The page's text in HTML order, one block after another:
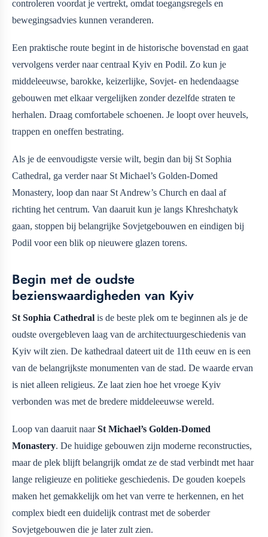
controleren voordat je vertrekt, omdat toegangsregels en
bewegingsadvies kunnen veranderen.
Een praktische route begint in de historische bovenstad en gaat
vervolgens verder naar centraal Kyiv en Podil. Zo kun je
middeleeuwse, barokke, keizerlijke, Sovjet- en hedendaagse
gebouwen met elkaar vergelijken zonder dezelfde straten te
herhalen. Draag comfortabele schoenen. Je loopt over heuvels,
trappen en oneffen bestrating.
Als je de eenvoudigste versie wilt, begin dan bij St Sophia
Cathedral, ga verder naar St Michael’s Golden-Domed
Monastery, loop dan naar St Andrew’s Church en daal af
richting het centrum. Van daaruit kun je langs Khreshchatyk
gaan, stoppen bij belangrijke Sovjetgebouwen en eindigen bij
Podil voor een blik op nieuwere glazen torens.
Begin met de oudste
bezienswaardigheden van Kyiv
St Sophia Cathedral is de beste plek om te beginnen als je de
oudste overgebleven laag van de architectuurgeschiedenis van
Kyiv wilt zien. De kathedraal dateert uit de 11th eeuw en is een
van de belangrijkste monumenten van de stad. De waarde ervan
is niet alleen religieus. Ze laat zien hoe het vroege Kyiv
verbonden was met de bredere middeleeuwse wereld.
Loop van daaruit naarSt Michael’s Golden-Domed
Monastery. De huidige gebouwen zijn moderne reconstructies,
maar de plek blijft belangrijk omdat ze de stad verbindt met haar
lange religieuze en politieke geschiedenis. De gouden koepels
maken het gemakkelijk om het van verre te herkennen, en het
complex biedt een duidelijk contrast met de soberder
Sovjetgebouwen die je later zult zien.